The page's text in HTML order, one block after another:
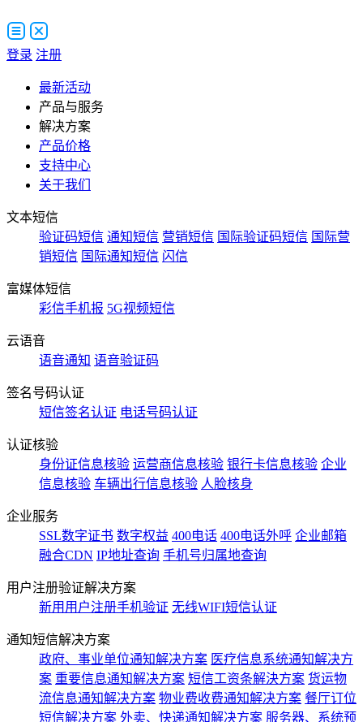
登录 注册
最新活动
产品与服务
解决方案
产品价格
支持中心
关于我们
文本短信
验证码短信 通知短信 营销短信 国际验证码短信 国际营
销短信 国际通知短信 闪信
富媒体短信
彩信手机报 5G视频短信
云语音
语音通知 语音验证码
签名号码认证
短信签名认证 电话号码认证
认证核验
身份证信息核验 运营商信息核验 银行卡信息核验 企业
信息核验 车辆出行信息核验 人脸核身
企业服务
SSL数字证书 数字权益 400电话 400电话外呼 企业邮箱
融合CDN IP地址查询 手机号归属地查询
用户注册验证解决方案
新用用户注册手机验证 无线WIFI短信认证
通知短信解决方案
政府、事业单位通知解决方案 医疗信息系统通知解决方
案 重要信息通知解决方案 短信工资条解決方案 货运物
流信息通知解决方案 物业费收费通知解决方案 餐厅订位
短信解决方案 外卖、快递通知解决方案 服务器、系统预